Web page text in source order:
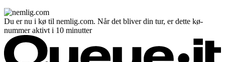
Du er nu i kø til nemlig.com. Når det bliver din tur, er dette kø-
nummer aktivt i 10 minutter